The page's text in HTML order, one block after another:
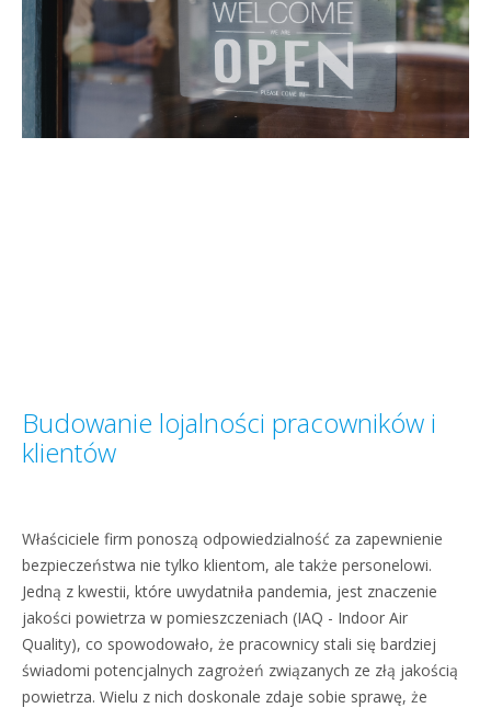
Budowanie lojalności pracowników i
klientów
Właściciele firm ponoszą odpowiedzialność za zapewnienie
bezpieczeństwa nie tylko klientom, ale także personelowi.
Jedną z kwestii, które uwydatniła pandemia, jest znaczenie
jakości powietrza w pomieszczeniach (IAQ - Indoor Air
Quality), co spowodowało, że pracownicy stali się bardziej
świadomi potencjalnych zagrożeń związanych ze złą jakością
powietrza. Wielu z nich doskonale zdaje sobie sprawę, że